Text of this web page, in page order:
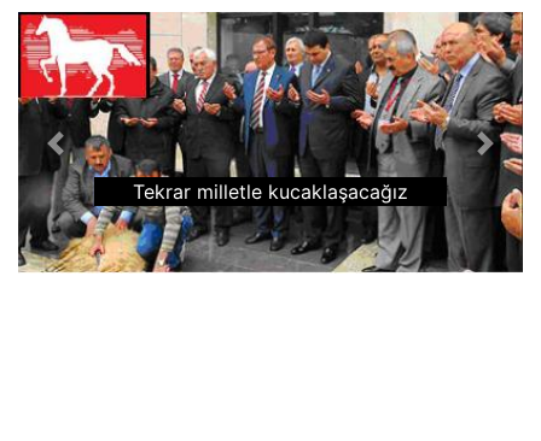
Tekrar milletle kucaklaşacağız
Previous Next